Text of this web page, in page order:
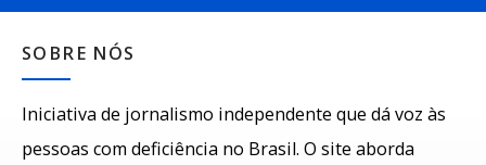
SOBRE NÓS
Iniciativa de jornalismo independente que dá voz às
pessoas com deficiência no Brasil. O site aborda